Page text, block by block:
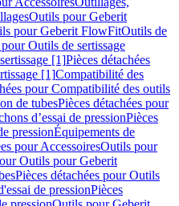
Outils pour Geberit
pour Geberit FlowFitOutils de
Outils de sertissage
[1]Pièces détachées
[1]Compatibilité des
pour Compatibilité des outils
de tubesPièces détachées pour
d’essai de pressionPièces
pressionÉquipements de
pour AccessoiresOutils pour
Outils pour Geberit
Pièces détachées pour Outils
de pressionPièces